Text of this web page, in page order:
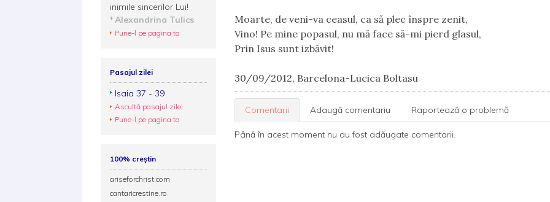
Moarte, de veni-va ceasul, ca să plec înspre zenit,
Vino! Pe mine popasul, nu mă face să-mi pierd glasul,
Prin Isus sunt izbăvit!
30/09/2012, Barcelona-Lucica Boltasu
Comentarii Adaugă comentariu Raportează o problemă
Până în acest moment nu au fost adăugate comentarii.
inimile sincerilor Lui!
Alexandrina Tulics
Pune-l pe pagina ta
Pasajul zilei
Isaia 37 - 39
Ascultă pasajul zilei
Pune-l pe pagina ta
100% creștin
ariseforchrist.com
cantaricrestine.ro